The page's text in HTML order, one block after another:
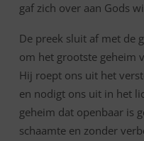
gaf zich over aan Gods
De preek sluit af met de
om het grootste geheim
Hij roept ons uit het
en nodigt ons uit in het
geheim dat openbaar is
schaamte en zonder